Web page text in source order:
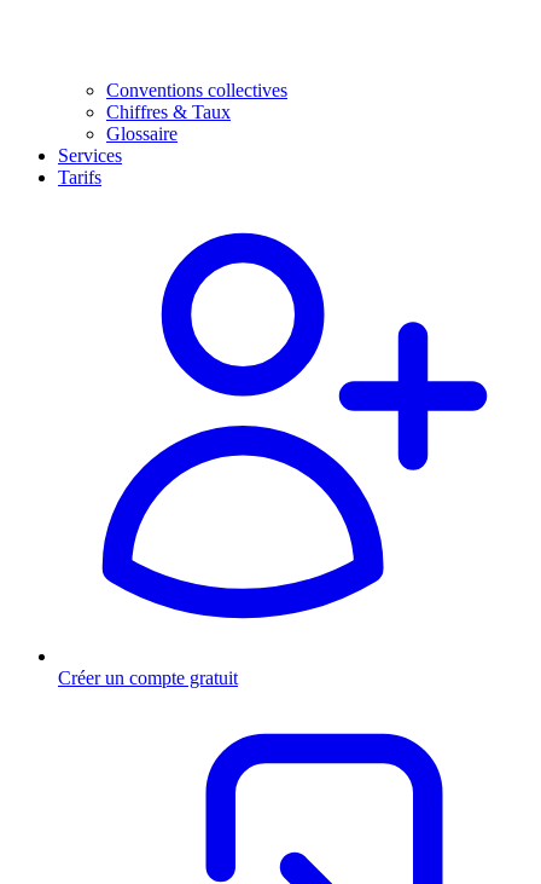
Conventions collectives
Chiffres & Taux
Glossaire
Services
Tarifs
Créer un compte gratuit